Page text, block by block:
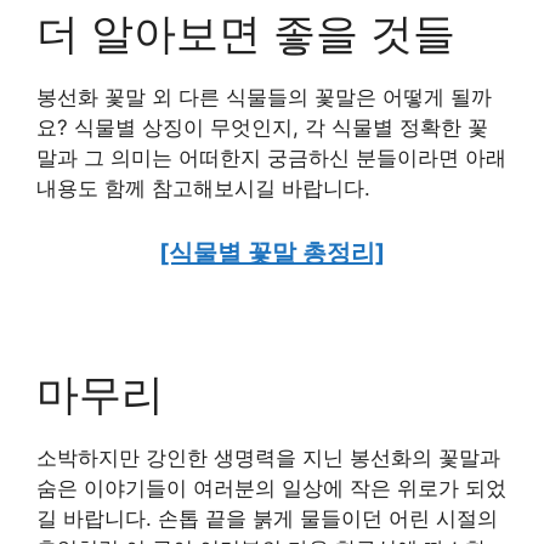
더 알아보면 좋을 것들
봉선화 꽃말 외 다른 식물들의 꽃말은 어떻게 될까
요? 식물별 상징이 무엇인지, 각 식물별 정확한 꽃
말과 그 의미는 어떠한지 궁금하신 분들이라면 아래
내용도 함께 참고해보시길 바랍니다.
[식물별 꽃말 총정리]
마무리
소박하지만 강인한 생명력을 지닌 봉선화의 꽃말과
숨은 이야기들이 여러분의 일상에 작은 위로가 되었
길 바랍니다. 손톱 끝을 붉게 물들이던 어린 시절의